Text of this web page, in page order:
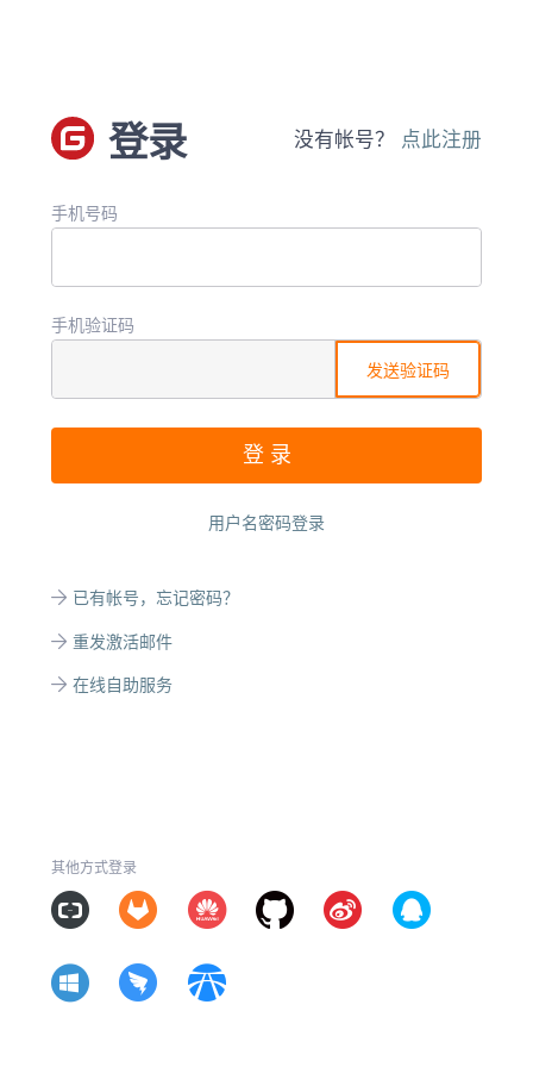
登录 没有帐号？ 点此注册
手机号码
手机验证码
发送验证码
用户名密码登录
已有帐号，忘记密码？
重发激活邮件
在线自助服务
其他方式登录